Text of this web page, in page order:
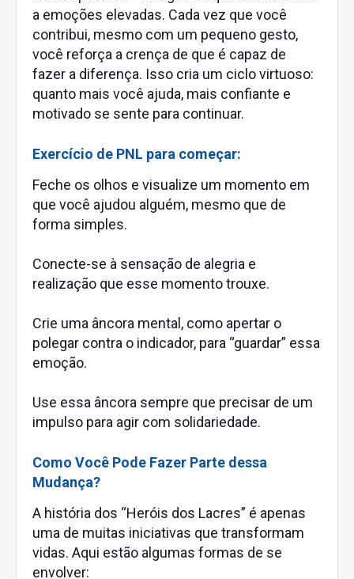
a emoções elevadas. Cada vez que você
contribui, mesmo com um pequeno gesto,
você reforça a crença de que é capaz de
fazer a diferença. Isso cria um ciclo virtuoso:
quanto mais você ajuda, mais confiante e
motivado se sente para continuar.
Exercício de PNL para começar:
Feche os olhos e visualize um momento em
que você ajudou alguém, mesmo que de
forma simples.
Conecte-se à sensação de alegria e
realização que esse momento trouxe.
Crie uma âncora mental, como apertar o
polegar contra o indicador, para “guardar” essa
emoção.
Use essa âncora sempre que precisar de um
impulso para agir com solidariedade.
Como Você Pode Fazer Parte dessa
Mudança?
A história dos “Heróis dos Lacres” é apenas
uma de muitas iniciativas que transformam
vidas. Aqui estão algumas formas de se
envolver: